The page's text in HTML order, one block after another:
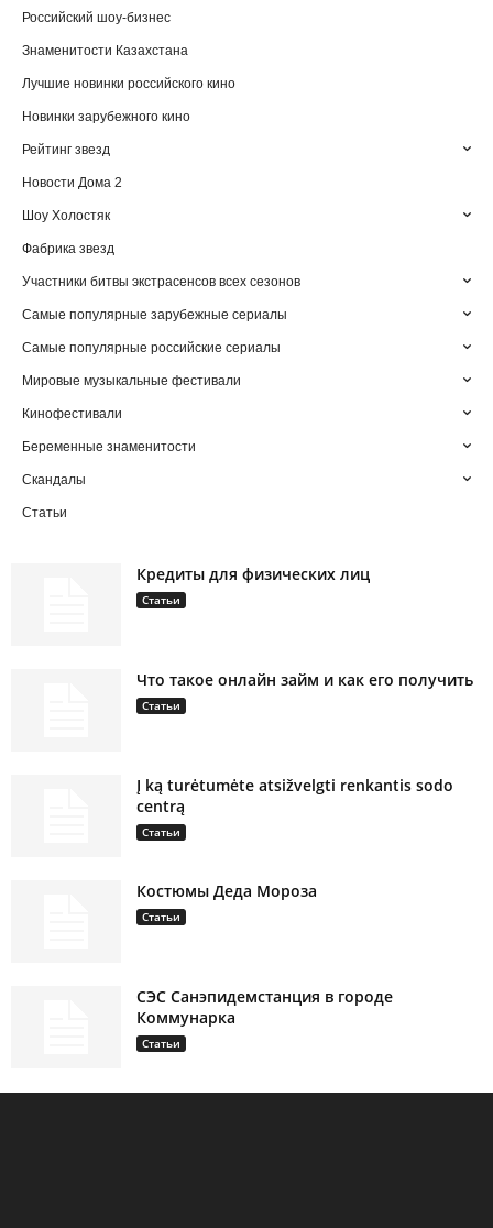
Российский шоу-бизнес
Знаменитости Казахстана
Лучшие новинки российского кино
Новинки зарубежного кино
Рейтинг звезд
Новости Дома 2
Шоу Холостяк
Фабрика звезд
Участники битвы экстрасенсов всех сезонов
Самые популярные зарубежные сериалы
Самые популярные российские сериалы
Мировые музыкальные фестивали
Кинофестивали
Беременные знаменитости
Скандалы
Статьи
Кредиты для физических лиц
Статьи
Что такое онлайн займ и как его получить
Статьи
Į ką turėtumėte atsižvelgti renkantis sodo
centrą
Статьи
Костюмы Деда Мороза
Статьи
СЭС Санэпидемстанция в городе
Коммунарка
Статьи